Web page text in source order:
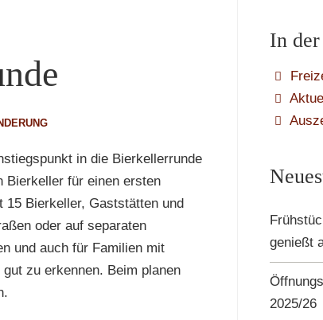
in die Bierkellerrunde
Bierkeller für einen ersten
15 Bierkeller, Gaststätten und
oder auf separaten
und auch für Familien mit
zu erkennen. Beim planen
In
genießt
2025/26